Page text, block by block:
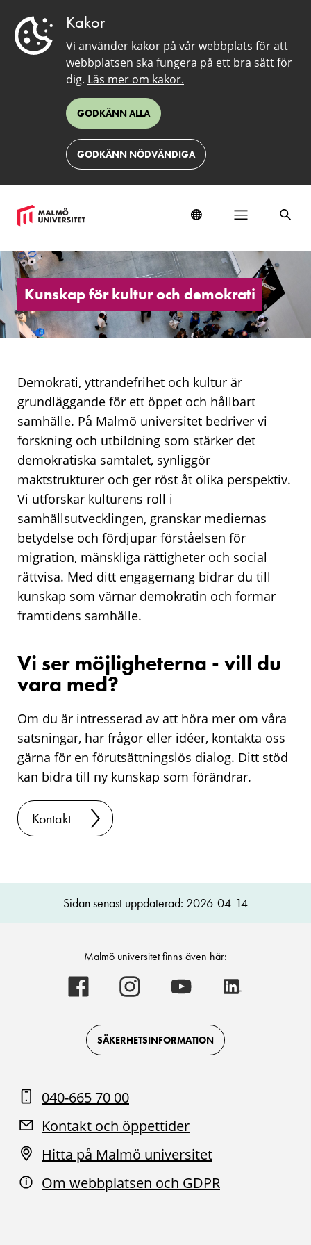
Kakor
Vi använder kakor på vår webbplats för att
webbplatsen ska fungera på ett bra sätt för
dig. Läs mer om kakor.
GODKÄNN ALLA
GODKÄNN NÖDVÄNDIGA
Kunskap
för
kultur
och
demokrati
Kunskap för kultur och demokrati
Demokrati, yttrandefrihet och kultur är
grundläggande för ett öppet och hållbart
samhälle. På Malmö universitet bedriver vi
forskning och utbildning som stärker det
demokratiska samtalet, synliggör
maktstrukturer och ger röst åt olika perspektiv.
Vi utforskar kulturens roll i
samhällsutvecklingen, granskar mediernas
betydelse och fördjupar förståelsen för
migration, mänskliga rättigheter och social
rättvisa. Med ditt engagemang bidrar du till
kunskap som värnar demokratin och formar
framtidens samhälle.
Vi ser möjligheterna - vill du
vara med?
Om du är intresserad av att höra mer om våra
satsningar, har frågor eller idéer, kontakta oss
gärna för en förutsättningslös dialog. Ditt stöd
kan bidra till ny kunskap som förändrar.
Kontakt
Sidan senast uppdaterad: 2026-04-14
Malmö universitet finns även här:
Malmö
universitet
on
Facebook
Malmö
universitet
on
Instagram
Malmö
universitet
on
Youtube
SÄKERHETSINFORMATION
040-665 70 00
Kontakt och öppettider
Hitta på Malmö universitet
Om webbplatsen och GDPR